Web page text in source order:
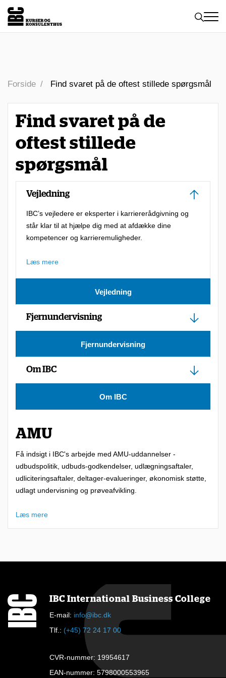
Toggle
Forside Find svaret på de oftest stillede spørgsmål
Find svaret på de
oftest stillede
spørgsmål
Vejledning
IBC’s vejledere er eksperter i karriererådgivning og
står klar til at hjælpe dig med at afdække dine
kompetencer og karrieremuligheder.
Læs mere
Vejledning
Fjernundervisning
Fjernundervisning
Om IBC
Om IBC
AMU
Få indsigt i IBC's arbejde med AMU-uddannelser -
udbudspolitik, udbuds-godkendelser, udlægnings­aftaler,
udliciteringsaftaler, deltager-evalueringer, økonomisk støtte,
udlagt undervisning og prøveafvikling.
Læs mere
IBC International Business College
E-mail: info@ibc.dk
Tlf.: (+45) 72 24 17 00
CVR-nummer: 19954617
EAN-nummer: 5798000553965